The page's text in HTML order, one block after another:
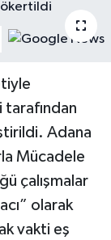
tarafından
Adana
Mücadele
çalışmalar
olarak
vakti eş